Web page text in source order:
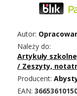
Autor:
Należy do:
Artykuły
/ Zeszyty,
Producent:
EAN: